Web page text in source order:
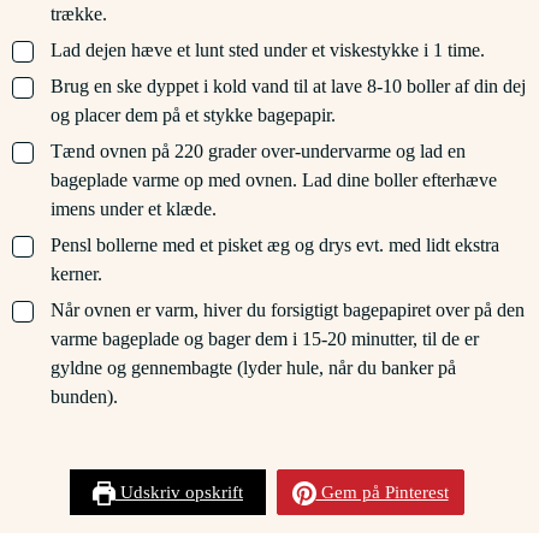
trække.
▢
Lad dejen hæve et lunt sted under et viskestykke i 1 time.
▢
Brug en ske dyppet i kold vand til at lave 8-10 boller af din dej
og placer dem på et stykke bagepapir.
▢
Tænd ovnen på 220 grader over-undervarme og lad en
bageplade varme op med ovnen. Lad dine boller efterhæve
imens under et klæde.
▢
Pensl bollerne med et pisket æg og drys evt. med lidt ekstra
kerner.
▢
Når ovnen er varm, hiver du forsigtigt bagepapiret over på den
varme bageplade og bager dem i 15-20 minutter, til de er
gyldne og gennembagte (lyder hule, når du banker på
bunden).
Udskriv opskrift Gem på Pinterest